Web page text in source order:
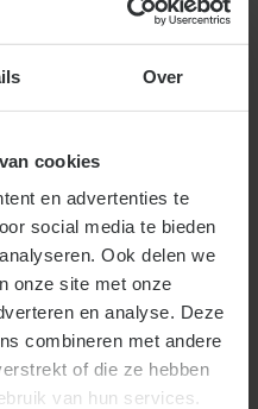
Over
cookies
en advertenties te
social media te bieden
Ook delen we
onze site met onze
en analyse. Deze
combineren met andere
of die ze hebben
van hun services.